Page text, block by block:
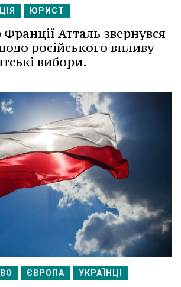
ЮРИСТ
Атталь звернувся
російського впливу
вибори.
ЄВРОПА УКРАЇНЦІ